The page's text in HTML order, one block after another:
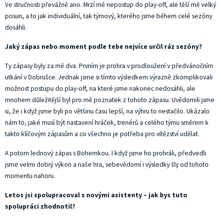
Ve stručnosti převážně ano. Mrzí mě nepostup do play-off, ale těší mě velký
posun, a to jak individuální, tak týmový, kterého jsme během celé sezóny
dosáhli.
Jaký zápas nebo moment podle tebe nejvíce určil ráz sezóny?
Ty zápasy byly za mě dva. Prvním je prohra v prodloužení v předvánočním
utkání v Dobrušce. Jednak jsme si tímto výsledkem výrazně zkomplikovali
možnost postupu do play-off, na které jsme nakonec nedosáhli, ale
mnohem důležitější byl pro mě poznatek z tohoto zápasu. Uvědomili jsme
si, že i když jsme byli po většinu času lepší, na výhru to nestačilo. Ukázalo
nám to, jaké musí být nastavení hráček, trenérů a celého týmu směrem k
takto klíčovým zápasům a co všechno je potřeba pro vítězství udělat.
A potom lednový zápas s Bohemkou. I když jsme ho prohráli, předvedli
jsme velmi dobrý výkon a naše hra, sebevědomí i výsledky šly od tohoto
momentu nahoru.
Letos jsi spolupracoval s novými asistenty – jak bys tuto
spolupráci zhodnotil?